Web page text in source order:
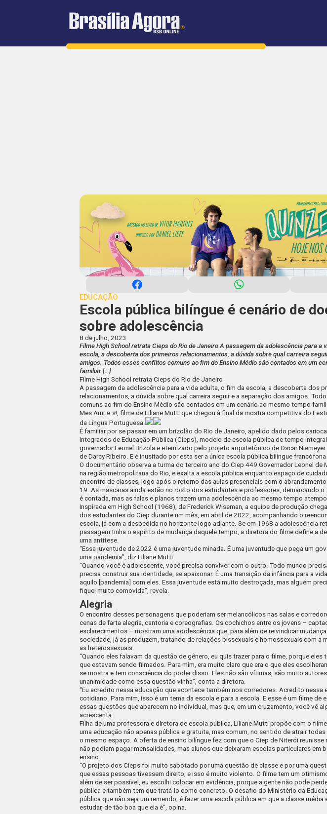
EDUCAÇÃO
Escola pública bilíngue é cenário de
sobre adolescência
8 de julho, 2023
Filme High School retrata Cieps do Rio de Janeiro A passagem da adolescência para a
escola, a descoberta dos primeiros relacionamentos, a dúvida sobre qual carreira
amigos. Todos esses conflitos comuns ao fim do Ensino Médio são contados em um
familiar […]
Filme High School retrata Cieps do Rio de Janeiro
A passagem da adolescência para a vida adulta, o fim da escola, a descoberta dos
relacionamentos, a dúvida sobre qual carreira seguir e a separação dos amigos.
comuns ao fim do Ensino Médio são contados em um cenário ao mesmo tempo
Mes Ami.e.s!, filme de Liliane Mutti que chegou à final da mostra competitiva do
da Língua Portuguesa.
É familiar por se passar em um brizolão do Rio de Janeiro, apelido dado pelos
Integrados de Educação Pública (Cieps), modelo de escola pública de tempo
governador Leonel Brizola e eternizado pelo projeto arquitetônico de Oscar
de Darcy Ribeiro. E é inusitado por esta ser a única escola pública bilíngue
O documentário observa a turma do terceiro ano do Ciep 449 Governador Leonel de
na região metropolitana do Rio, e exalta a escola pública enquanto espaço de
encontro de classes, logo após o retorno das aulas presenciais com o
19. As máscaras ainda estão no rosto dos estudantes e professores, demarcando o
é contada, mas as falas e planos trazem uma adolescência ao mesmo tempo
Inspirada emHigh School (1968), de Frederick Wiseman, a equipe de produção
dos estudantes do Ciep durante um mês, em abril de 2022, acompanhando o
escola, já com a despedida no horizonte logo adiante. Se em 1968 a adolescência
passagem tinha o espírito de mudança daquele tempo, a diretora do filme define a
uma antítese.
“Essa juventude de 2022 é uma juventude minada. É uma juventude que pega um
uma pandemia”, diz Liliane Mutti.
“Quando você é adolescente, você precisa conviver com o outro. Todo mundo
precisa construir sua identidade, se apaixonar. É uma transição da infância para a
aquilo [pandemia] com eles. Essa juventude está muito destroçada, mas alguém
fiquei muito comovida”, revela.
Alegria
O encontro desses personagens que poderiam ser melancólicos nas salas e
cenas de farta alegria, cantoria e coreografias. Os cochichos entre os jovens –
esclarecimentos – mostram uma adolescência que, para além de reivindicar
sociedade, já as produzem, tratando de relações bissexuais e homossexuais com a
as heterossexuais.
“Quando eles falavam da questão de gênero, eu quis trazer para o filme, porque eles
que estavam sendo filmados. Para mim, era muito claro que era o que eles
se mostra e tem consciência do poder disso. Eles não são vítimas, são muito
unanimidade como essa questão vinha”, conta a diretora.
“Eu acredito nessa educação que acontece também nos corredores. Acredito nessa
cotidiano. Para mim, isso é um tema da escola e para a escola. E esse é um filme de
essas questões que aparecem no individual, mas que, em um cruzamento, você vê
acrescenta.
Filha de uma professora e diretora de escola pública, Liliane Mutti propõe com o
uma educação não apenas pública e gratuita, mas comum, no sentido de atrair
o mesmo espaço. A oferta de ensino bilíngue fez com que o Ciep de Niterói reunisse
não podiam pagar mensalidades, mas alunos que deixaram escolas particulares em
ensino.
“O projeto dos Cieps foi muito sabotado por uma questão de classe e por uma
que essas pessoas tivessem direito, e isso é muito violento. O filme tem um
além de ser possível, eu escolhi colocar em evidência, porque a gente não pode
pública e também tem que tratá-lo como concreto. O desafio do Ministério da
pública que não seja um remendo, é fazer uma escola pública em que a classe média
estudar, de tão boa que ela é”, opina.